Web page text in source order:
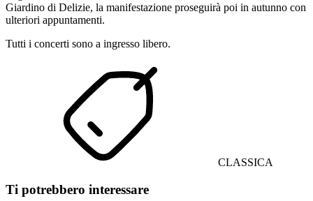
Giardino di Delizie, la manifestazione proseguirà poi in autunno con
ulteriori appuntamenti.
Tutti i concerti sono a ingresso libero.
CLASSICA
Ti potrebbero interessare